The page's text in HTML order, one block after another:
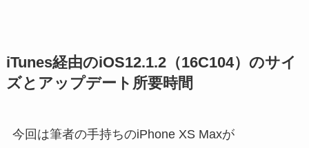
iTunes経由のiOS12.1.2（16C104）のサイ
ズとアップデート所要時間
今回は筆者の手持ちのiPhone XS Maxが